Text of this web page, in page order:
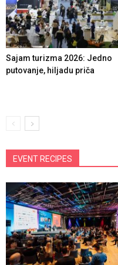
Sajam turizma 2026: Jedno
putovanje, hiljadu priča
EVENT RECIPES